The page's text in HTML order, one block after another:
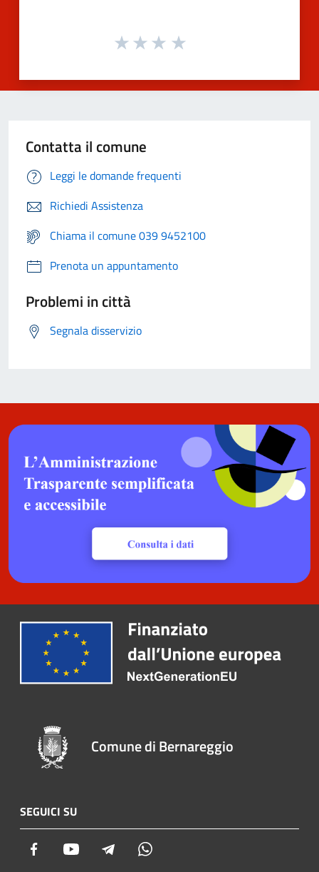
Contatta il comune
Leggi le domande frequenti
Richiedi Assistenza
Chiama il comune 039 9452100
Prenota un appuntamento
Problemi in città
Segnala disservizio
Comune di Bernareggio
SEGUICI SU
Facebook Youtube Telegram